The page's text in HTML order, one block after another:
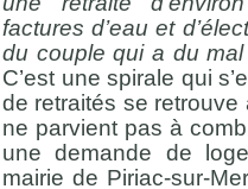
factures d’eau et
du couple qui a du
C’est une spirale qui
de retraités se retrouve
ne parvient pas à
une demande de
mairie de Piriac-sur-